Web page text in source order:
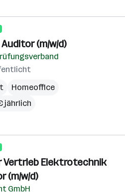
(m/w/d)
Homeoffice
jährlich
Vertrieb Elektrotechnik
(m/w/d)
GmbH